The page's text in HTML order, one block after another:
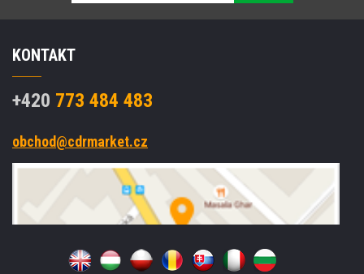
KONTAKT
+420 773 484 483
obchod@cdrmarket.cz